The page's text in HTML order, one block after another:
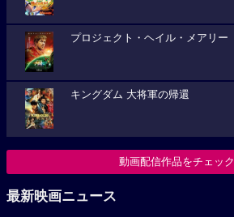
プロジェクト・ヘイル・メアリー
キングダム 大将軍の帰還
動画配信作品をチェック
最新映画ニュース